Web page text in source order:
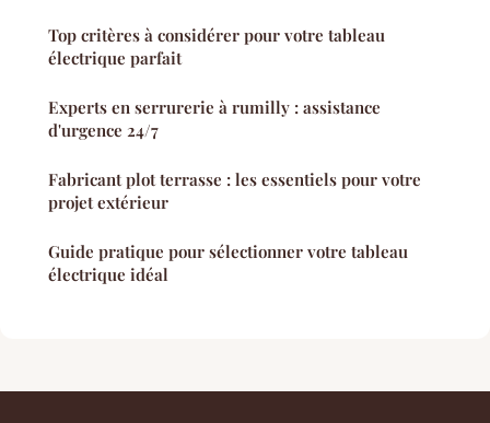
Top critères à considérer pour votre tableau
électrique parfait
Experts en serrurerie à rumilly : assistance
d'urgence 24/7
Fabricant plot terrasse : les essentiels pour votre
projet extérieur
Guide pratique pour sélectionner votre tableau
électrique idéal